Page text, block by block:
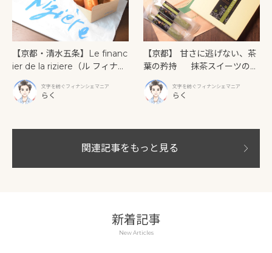
【京都・清水五条】Le financ
ier de la riziere（ル フィナン
シェ ドゥ ラ リジェール） 五
条大橋の傍らで出会う。焼き
たてバターが「じゅわじゅ
文字を紡ぐフィナンシェマニア
らく
【京都】 甘さに逃げない、茶
葉の矜持 抹茶スイーツの原
点「京銘茶 茶游堂」の抹茶フ
ィナンシェ文字を紡ぐフィナンシェマニア
らく
関連記事をもっと見る
新着記事
New Articles